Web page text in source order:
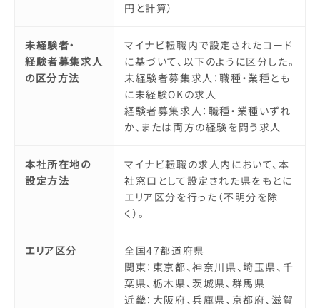
円と計算）
未経験者・
経験者募集求人
の区分方法
マイナビ転職内で設定されたコード
に基づいて、以下のように区分した。
未経験者募集求人：職種・業種とも
に未経験OKの求人
経験者募集求人：職種・業種いずれ
か、または両方の経験を問う求人
本社所在地の
設定方法
マイナビ転職の求人内において、本
社窓口として設定された県をもとに
エリア区分を行った（不明分を除
く）。
エリア区分
全国47都道府県
関東：東京都、神奈川県、埼玉県、千
葉県、栃木県、茨城県、群馬県
近畿：大阪府、兵庫県、京都府、滋賀